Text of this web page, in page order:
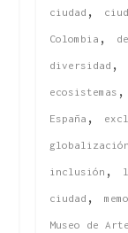
ciudad ,
Colombia ,
diversidad ,
ecosistemas ,
España ,
globalización
inclusión ,
ciudad ,
Museo de